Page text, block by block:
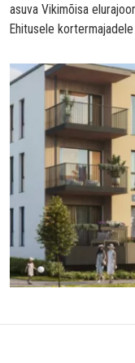
asuva Vikimõisa
Ehitusele